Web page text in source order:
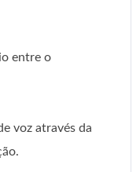
entre o
voz através da